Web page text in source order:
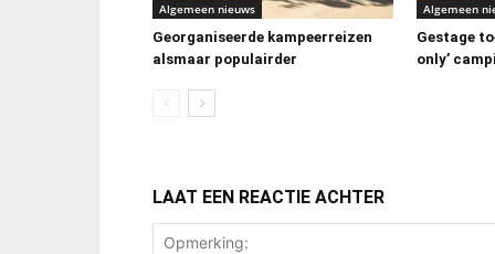
Algemeen nieuws
Georganiseerde kampeerreizen
alsmaar populairder
Algemeen
Gestage
only’
LAAT EEN REACTIE ACHTER